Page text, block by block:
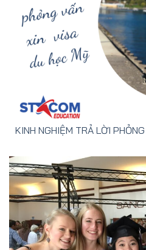
KINH NGHIỆM TRẢ LỜI